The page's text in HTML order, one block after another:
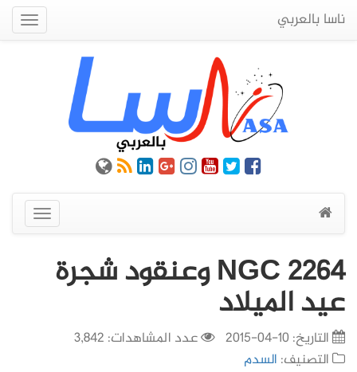
ناسا بالعربي
عرض
القائمة
NGC 2264 وعنقود شجرة
عيد الميلاد
التاريخ:10-04-2015
عدد المشاهدات: 3,842
التصنيف: السدم